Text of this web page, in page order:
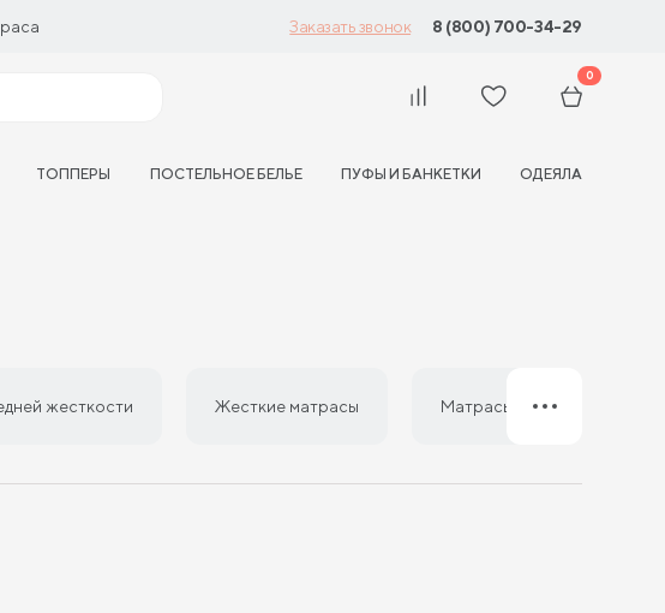
Заказать звонок 8 (800) 700-34-29
0
ТОППЕРЫ ПОСТЕЛЬНОЕ БЕЛЬЕ ПУФЫ И БАНКЕТКИ ОДЕЯЛА
жесткости Жесткие матрасы Матрасы из латекса